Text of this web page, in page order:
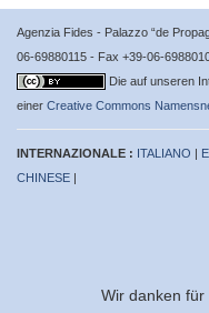
Agenzia Fides - Palazzo “de
06-69880115 - Fax +39-06-
Die auf unseren
einer Creative Commons
INTERNAZIONALE : ITALIANO |
CHINESE |
Wir danken